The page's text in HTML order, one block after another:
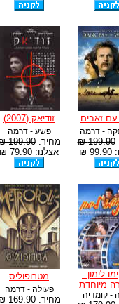
עם זאבים
- דרמה
199.90 ₪
₪
זודיאק (2007)
פשע - דרמה
מחיר:199.90 ₪
אצלנו: 79.90 ₪
לימון -
מיוחדת
- קומדיה
מטרופוליס
פעולה - דרמה
מחיר:169.90 ₪